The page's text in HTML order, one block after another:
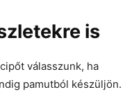
is
válasszunk, ha
pamutból készüljön.